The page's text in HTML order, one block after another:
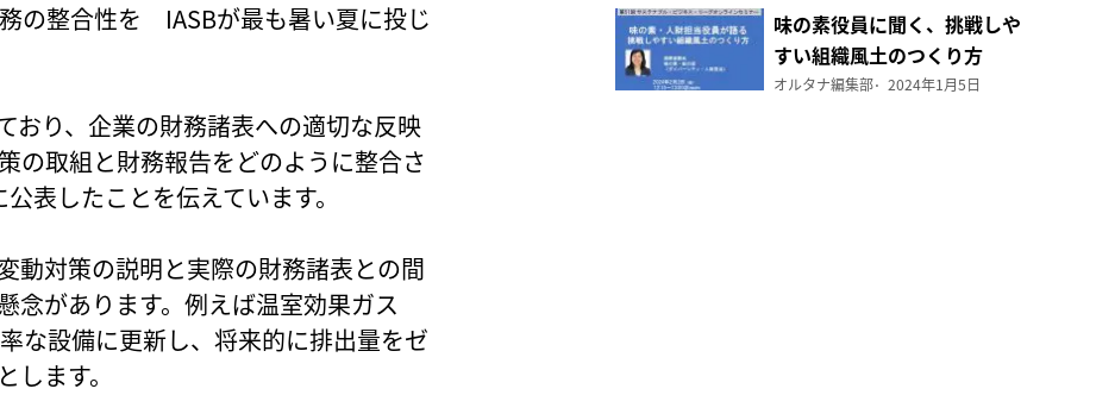
の整合性を IASBが最も暑い夏に投じ
おり、企業の財務諸表への適切な反映
の取組と財務報告をどのように整合さ
表したことを伝えています。
動対策の説明と実際の財務諸表との間
念があります。例えば温室効果ガス
な設備に更新し、将来的に排出量をゼ
ます。
味の素役員に聞く、挑戦しや
すい組織風土のつくり方
オルタナ編集部 2024年1月5日